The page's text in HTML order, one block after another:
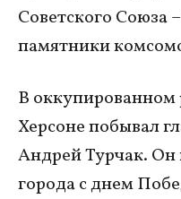
Советского Союза
памятники
В оккупированном
Херсоне побывал
Андрей Турчак.
города с днем